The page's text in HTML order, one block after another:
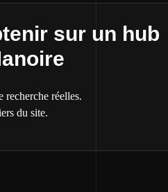
sur un hub
recherche réelles.
du site.